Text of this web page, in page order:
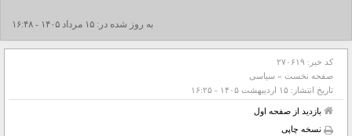
به روز شده در: ۱۵ مرداد ۱۴۰۵ - ۱۶:۴۸
کد خبر: ۲۷۰۶۱۹
صفحه نخست » سیاسی
تاریخ انتشار: ۱۵ ارديبهشت ۱۴۰۵ - ۱۶:۲۵
بازدید از صفحه اول
نسخه چاپی